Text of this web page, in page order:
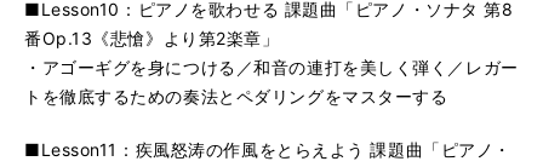
■Lesson10：ピアノを歌わせる 課題曲「ピアノ・ソナタ 第8
番Op.13《悲愴》より第2楽章」
・アゴーギグを身につける／和音の連打を美しく弾く／レガー
トを徹底するための奏法とペダリングをマスターする
■Lesson11：疾風怒涛の作風をとらえよう 課題曲「ピアノ・